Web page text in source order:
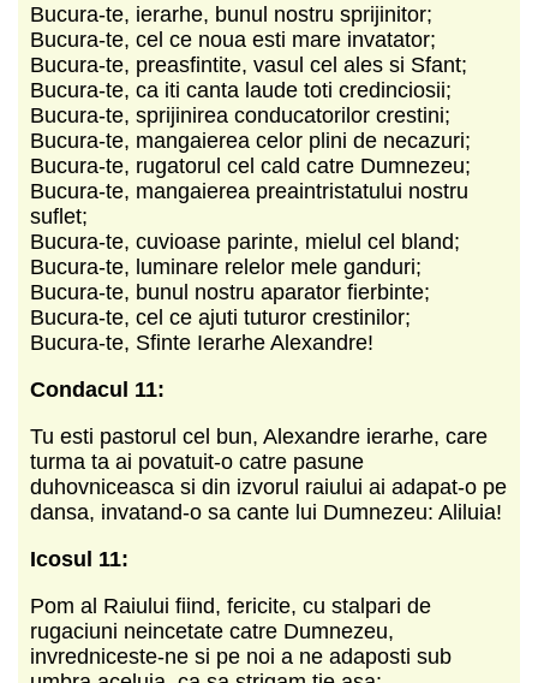
Bucura-te, ierarhe, bunul nostru sprijinitor;
Bucura-te, cel ce noua esti mare invatator;
Bucura-te, preasfintite, vasul cel ales si Sfant;
Bucura-te, ca iti canta laude toti credinciosii;
Bucura-te, sprijinirea conducatorilor crestini;
Bucura-te, mangaierea celor plini de necazuri;
Bucura-te, rugatorul cel cald catre Dumnezeu;
Bucura-te, mangaierea preaintristatului nostru
suflet;
Bucura-te, cuvioase parinte, mielul cel bland;
Bucura-te, luminare relelor mele ganduri;
Bucura-te, bunul nostru aparator fierbinte;
Bucura-te, cel ce ajuti tuturor crestinilor;
Bucura-te, Sfinte Ierarhe Alexandre!
Condacul 11:
Tu esti pastorul cel bun, Alexandre ierarhe, care
turma ta ai povatuit-o catre pasune
duhovniceasca si din izvorul raiului ai adapat-o pe
dansa, invatand-o sa cante lui Dumnezeu: Aliluia!
Icosul 11:
Pom al Raiului fiind, fericite, cu stalpari de
rugaciuni neincetate catre Dumnezeu,
invredniceste-ne si pe noi a ne adaposti sub